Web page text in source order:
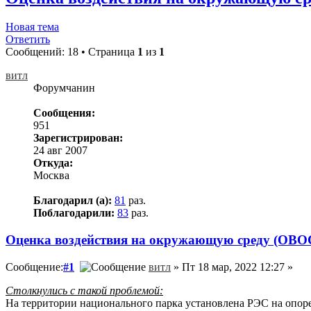
Новая тема
Ответить
Сообщений: 18 • Страница 1 из 1
витл
Форумчанин
Сообщения:
951
Зарегистрирован:
24 авг 2007
Откуда:
Москва
Благодарил (а): 81 раз.
Поблагодарили: 83 раз.
Оценка воздействия на окружающую среду
Сообщение:#1 витл » Пт 18 мар, 2022 12:27 »
Столкнулись с такой проблемой:
На территории национального парка установлена РЭС на